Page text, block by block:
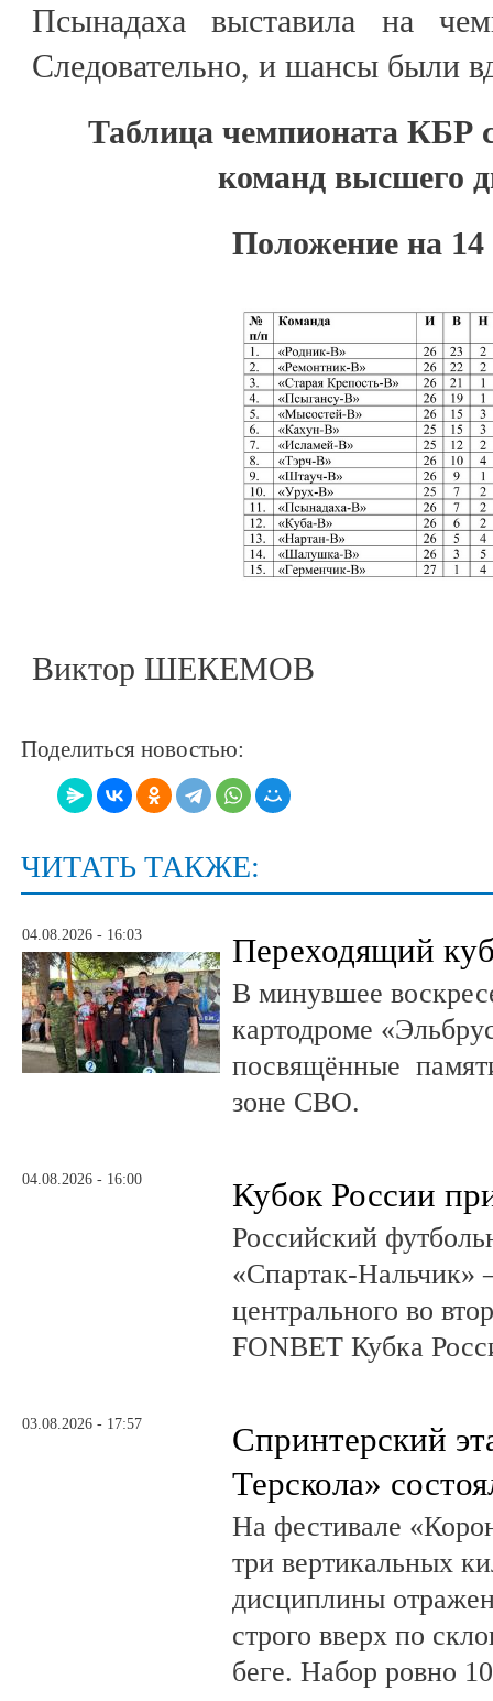
Псынадаха выставила на
Следовательно, и шансы были
Таблица чемпионата КБР
команд высшего
Положение на 14
Виктор ШЕКЕМОВ
Поделиться новостью:
ЧИТАТЬ ТАКЖЕ:
04.08.2026 - 16:03 Переходящий
В минувшее
картодроме
посвящённые
зоне СВО.
04.08.2026 - 16:00 Кубок России
Российский
«Спартак-Нальчик»
центрального во
FONBET Кубка
03.08.2026 - 17:57
Спринтерский
Терскола»
На фестивале
три вертикальных
дисциплины
строго вверх по
беге. Набор ровно